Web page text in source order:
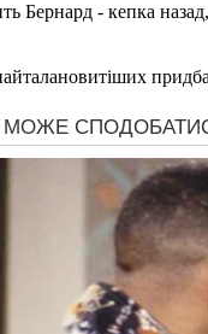
Бернард - кепка